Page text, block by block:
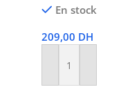
En stock
209,00 DH
Ajouter Au Panier